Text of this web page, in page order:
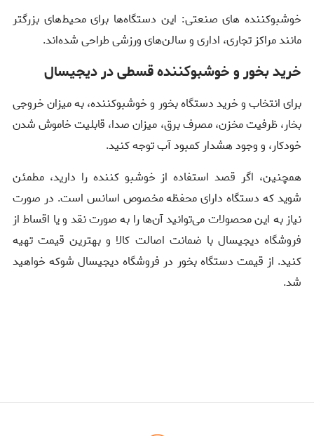
خوشبوکننده های صنعتی: این دستگاه‌ها برای محیط‌های بزرگتر
مانند مراکز تجاری، اداری و سالن‌های ورزشی طراحی شده‌اند.
خرید بخور و خوشبوکننده قسطی در دیجیسال
برای انتخاب و خرید دستگاه بخور و خوشبوکننده، به میزان خروجی
بخار، ظرفیت مخزن، مصرف برق، میزان صدا، قابلیت خاموش شدن
خودکار، و وجود هشدار کمبود آب توجه کنید.
همچنین، اگر قصد استفاده از خوشبو کننده را دارید، مطمئن
شوید که دستگاه دارای محفظه مخصوص اسانس است. در صورت
نیاز به این محصولات می‌توانید آن‌ها را به صورت نقد و یا اقساط از
فروشگاه دیجیسال با ضمانت اصالت کالا و بهترین قیمت تهیه
کنید. از قیمت دستگاه بخور در فروشگاه دیجیسال شوکه خواهید
شد.